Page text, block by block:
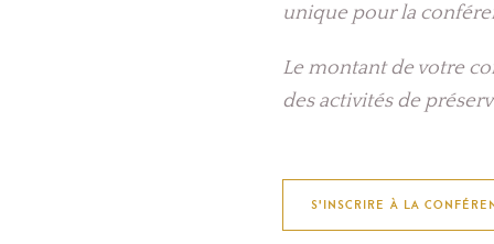
unique pour la
Le montant de votre
des activités de
S'INSCRIRE À LA